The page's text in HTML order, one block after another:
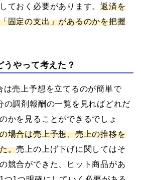
ておく必要があります。返済を
固定の支出」があるのかを把握
やって考えた？
は売上予想を立てるのが簡単で
の調剤報酬の一覧を見ればどれだ
かを見ることができるでしょ
場合は売上予想、売上の推移を
。売上の上げ下げに関してはそ
競合ができた、ヒット商品があ